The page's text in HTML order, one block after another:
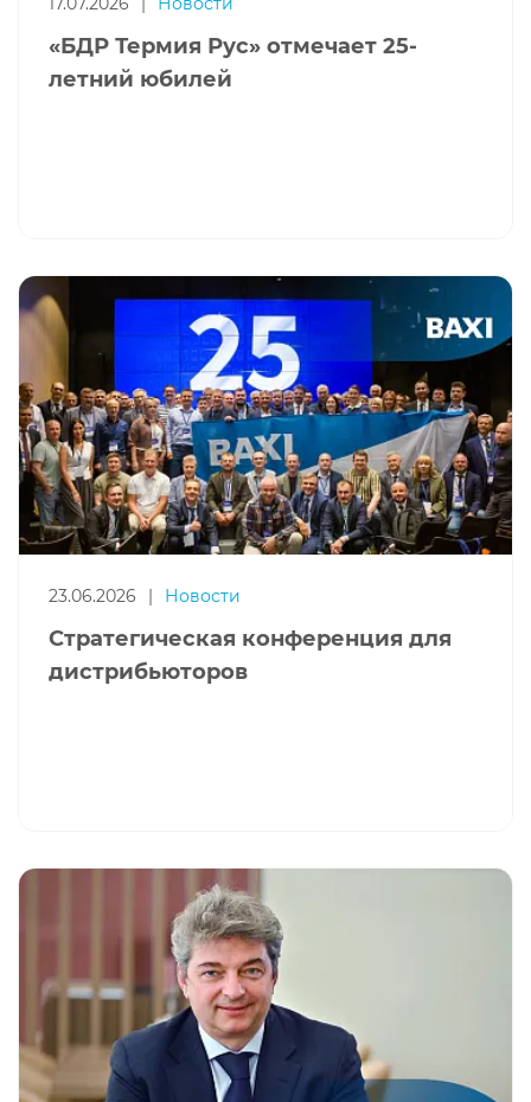
«БДР Термия Рус» отмечает 25-
летний юбилей
23.06.2026 | Новости
Стратегическая конференция для
дистрибьюторов